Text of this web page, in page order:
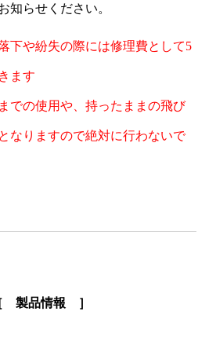
知らせください。
下や紛失の際には修理費として5
ます
での使用や、持ったままの飛び
なりますので絶対に行わないで
製品情報 ］